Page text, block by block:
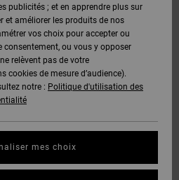
publicités ; et en apprendre plus sur
et améliorer les produits de nos
vos choix pour accepter ou
ou vous y opposer
relèvent pas de votre
cookies de mesure d’audience).
notre : Politique d'utilisation des
mes choix